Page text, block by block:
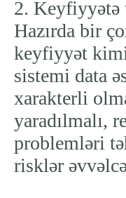
2. Keyfiyyətə
Hazırda bir
keyfiyyət
sistemi data
xarakterli
yaradılmalı,
problemləri
risklər